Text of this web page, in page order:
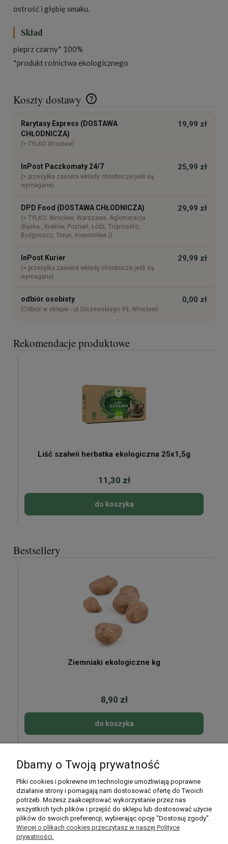
ostrość i głębię smaku.
Skład
pieprz czarny* 100%
*produkt rolnictwa ekologicznego
Koszty dostawy
Cena nie zawiera ewentualnych kosztów płatności
Rarytasy Express (DOSTAWA
CHŁODNICZA)
(> TYLKO Wrocław)
19,99 zł
InPost Paczkomaty 24/7
(> przesyłka zawiera wkłady chłodnicze jeśli są
wymagane)
25,99 zł
DPD Food (DOSTAWA CHŁODNICZA)
(> TYLKO: Wrocław, Warszawa, Aglomeracja
Śląska , Kraków, Poznań, Łódź, Trójmiasto,
Bydgoszcz, Toruń, Inowrocław ))
29,99 zł
InPost Kurier
(> przesyłka zawiera wkłady chłodnicze jeśli są
wymagane)
29,99 zł
odbiór osobisty
(Odbiór w sklepie - ul.Olszewskiego 99, Wrocław)
0,00 zł
Rekomendacje produktowe
Liść szałwii herbatka ekologiczna 25x1,5g
11,30 zł
do koszyka
Bestsellery
Ziemniaki ekologiczne kg
8,90 zł
do koszyka
Moje konto
Płatności i dostawa
Dbamy o Twoją prywatność
Pliki cookies i pokrewne im technologie umożliwiają poprawne
działanie strony i pomagają nam dostosować ofertę do Twoich
potrzeb. Możesz zaakceptować wykorzystanie przez nas
wszystkich tych plików i przejść do sklepu lub dostosować użycie
plików do swoich preferencji, wybierając opcję "Dostosuj zgody".
Więcej o plikach cookies przeczytasz w naszej Polityce
prywatności.